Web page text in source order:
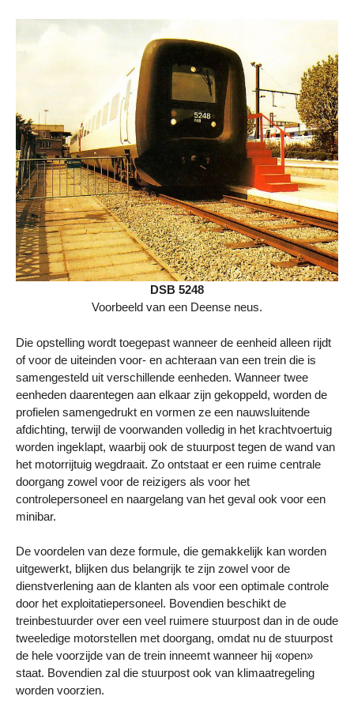
DSB 5248
Voorbeeld van een Deense neus.
Die opstelling wordt toegepast wanneer de eenheid alleen rijdt
of voor de uiteinden voor- en achteraan van een trein die is
samengesteld uit verschillende eenheden. Wanneer twee
eenheden daarentegen aan elkaar zijn gekoppeld, worden de
profielen samengedrukt en vormen ze een nauwsluitende
afdichting, terwijl de voorwanden volledig in het krachtvoertuig
worden ingeklapt, waarbij ook de stuurpost tegen de wand van
het motorrijtuig wegdraait. Zo ontstaat er een ruime centrale
doorgang zowel voor de reizigers als voor het
controlepersoneel en naargelang van het geval ook voor een
minibar.
De voordelen van deze formule, die gemakkelijk kan worden
uitgewerkt, blijken dus belangrijk te zijn zowel voor de
dienstverlening aan de klanten als voor een optimale controle
door het exploitatiepersoneel. Bovendien beschikt de
treinbestuurder over een veel ruimere stuurpost dan in de oude
tweeledige motorstellen met doorgang, omdat nu de stuurpost
de hele voorzijde van de trein inneemt wanneer hij «open»
staat. Bovendien zal die stuurpost ook van klimaatregeling
worden voorzien.